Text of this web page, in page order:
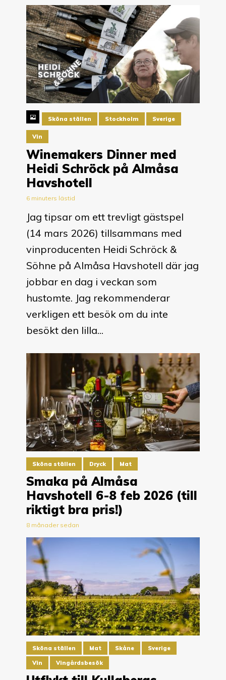
Sköna ställen Stockholm Sverige
Vin
Winemakers Dinner med
Heidi Schröck på Almåsa
Havshotell
6 minuters lästid
Jag tipsar om ett trevligt gästspel
(14 mars 2026) tillsammans med
vinproducenten Heidi Schröck &
Söhne på Almåsa Havshotell där jag
jobbar en dag i veckan som
hustomte. Jag rekommenderar
verkligen ett besök om du inte
besökt den lilla...
Sköna ställen Dryck Mat
Smaka på Almåsa
Havshotell 6-8 feb 2026 (till
riktigt bra pris!)
8 månader sedan
Sköna ställen Mat Skåne Sverige
Vin Vingårdsbesök